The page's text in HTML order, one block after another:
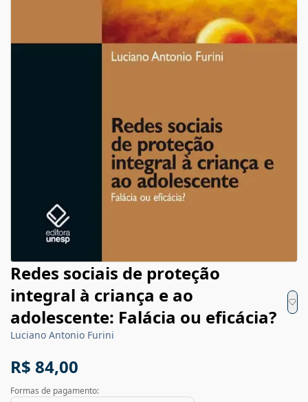
Redes sociais de proteção
integral à criança e ao
adolescente: Falácia ou eficácia?
Luciano Antonio Furini
R$ 84,00
Formas de pagamento: